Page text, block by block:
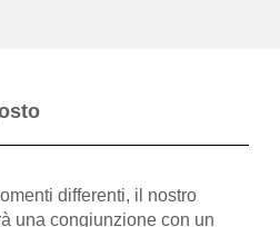
differenti, il nostro
una congiunzione con un